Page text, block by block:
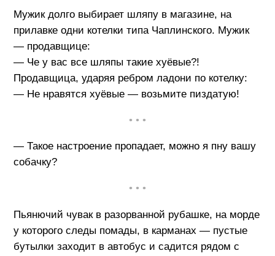
Мужик долго выбирает шляпу в магазине, на
прилавке одни котелки типа Чаплинского. Мужик
— продавщице:
— Че у вас все шляпы такие хуёвые?!
Продавщица, ударяя ребром ладони по котелку:
— Не нравятся хуёвые — возьмите пиздатую!
• • •
— Такое настроение пропадает, можно я пну вашу
собачку?
• • •
Пьянючий чувак в разорванной рубашке, на морде
у которого следы помады, в карманах — пустые
бутылки заходит в автобус и садится рядом с